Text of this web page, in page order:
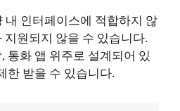
내 인터페이스에 적합하지 않
지원되지 않을 수 있습니다.
통화 앱 위주로 설계되어 있
한 받을 수 있습니다.